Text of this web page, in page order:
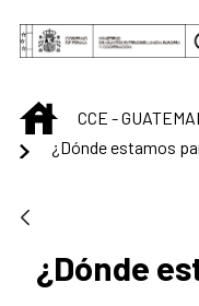
Saltar al contenido
INICIO
CCE -
¿Dónde estamos
¿Dónde